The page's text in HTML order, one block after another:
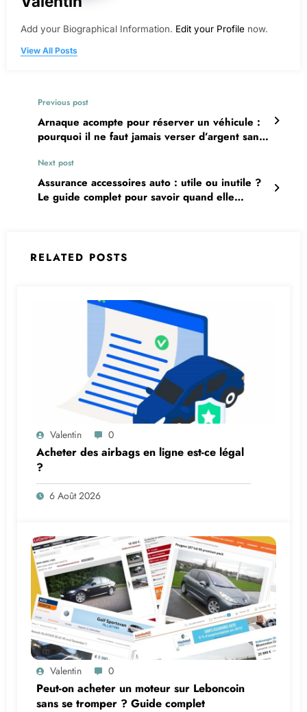
Add your Biographical Information. Edit your Profile now.
View All Posts
Previous post
Arnaque acompte pour réserver un véhicule :
pourquoi il ne faut jamais verser d’argent sans
Next post
Assurance accessoires auto : utile ou inutile ?
Le guide complet pour savoir quand elle
RELATED POSTS
Valentin 0
Acheter des airbags en ligne est-ce légal
?
6 Août 2026
Valentin 0
Peut-on acheter un moteur sur Leboncoin
sans se tromper ? Guide complet